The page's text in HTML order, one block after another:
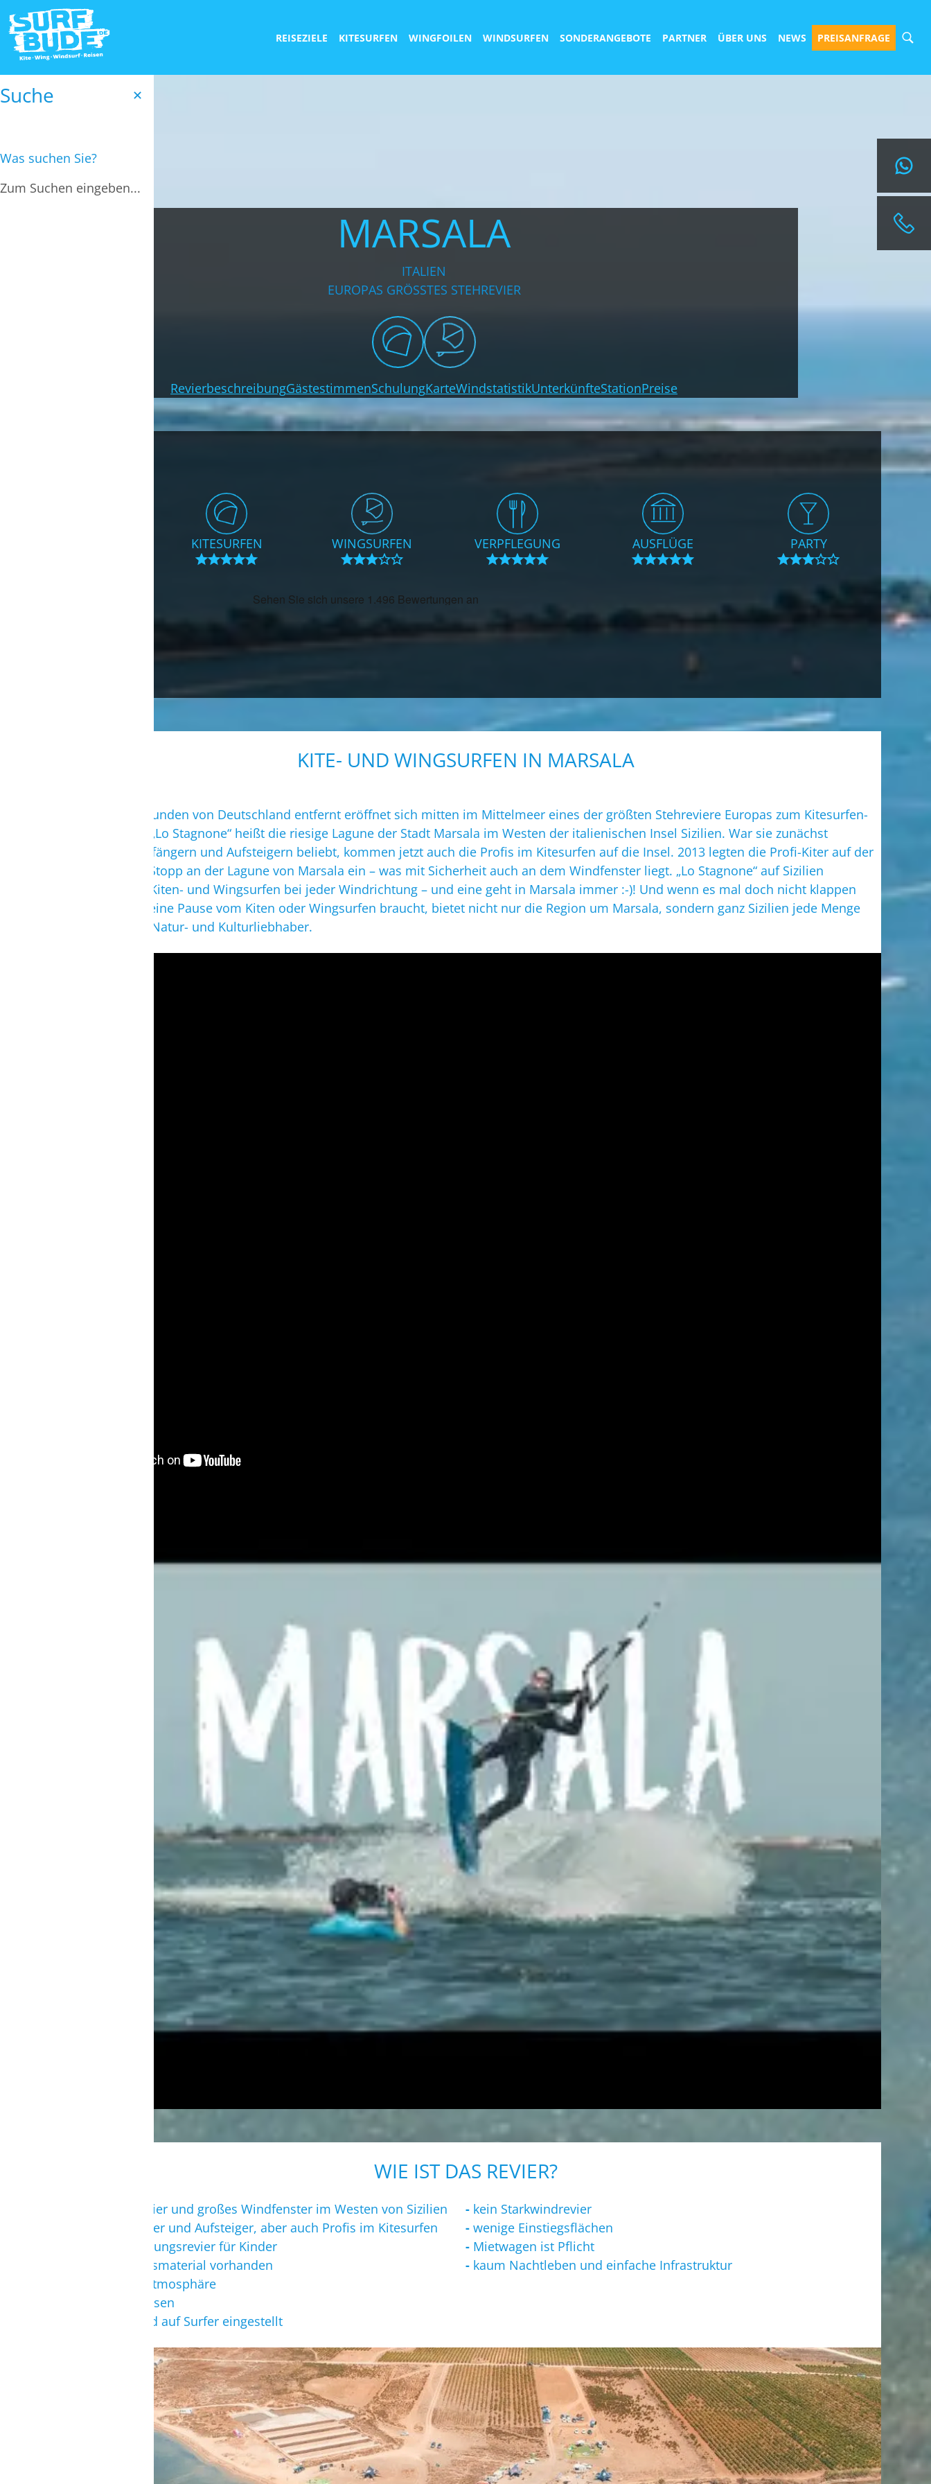
REISEZIELE KITESURFEN WINGFOILEN WINDSURFEN SONDERANGEBOTE PARTNER ÜBER UNS NEWS PREISANFRAGE
ANGEBOT ANFORDERN
Suche ✕
Was suchen Sie?
MARSALA
ITALIEN
EUROPAS GRÖSSTES STEHREVIER
RevierbeschreibungGästestimmenSchulungKarteWindstatistikUnterkünfteStationPreise
KITESURFEN WINGSURFEN VERPFLEGUNG AUSFLÜGE PARTY
KITE- UND WINGSURFEN IN MARSALA
Nur ca. 2-3 Flugstunden von Deutschland entfernt eröffnet sich mitten im Mittelmeer eines der größten Stehreviere Europas zum Kitesurfen-
und Wingsurfen. „Lo Stagnone“ heißt die riesige Lagune der Stadt Marsala im Westen der italienischen Insel Sizilien. War sie zunächst
besonders bei Anfängern und Aufsteigern beliebt, kommen jetzt auch die Profis im Kitesurfen auf die Insel. 2013 legten die Profi-Kiter auf der
Worldtour einen Stopp an der Lagune von Marsala ein – was mit Sicherheit auch an dem Windfenster liegt. „Lo Stagnone“ auf Sizilien
funktioniert zum Kiten- und Wingsurfen bei jeder Windrichtung – und eine geht in Marsala immer :-)! Und wenn es mal doch nicht klappen
sollte, oder man eine Pause vom Kiten oder Wingsurfen braucht, bietet nicht nur die Region um Marsala, sondern ganz Sizilien jede Menge
Abwechslung für Natur- und Kulturliebhaber.
WIE IST DAS REVIER?
riesiges Stehrevier und großes Windfenster im Westen von Sizilien
ideal für Anfänger und Aufsteiger, aber auch Profis im Kitesurfen
optimales Schulungsrevier für Kinder
Kinderschulungsmaterial vorhanden
ursprüngliche Atmosphäre
sehr leckeres Essen
Unterkünfte sind auf Surfer eingestellt
- kein Starkwindrevier
- wenige Einstiegsflächen
- Mietwagen ist Pflicht
- kaum Nachtleben und einfache Infrastruktur